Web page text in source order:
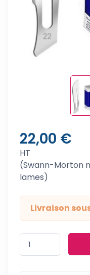
22,00 €
HT
(Swann-Morton
lames)
Livraison